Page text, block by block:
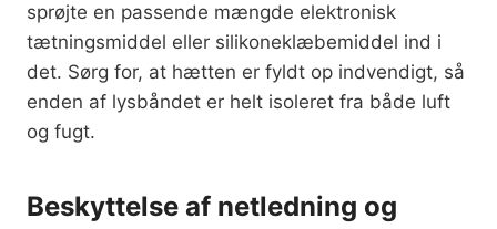
sprøjte en passende mængde elektronisk
tætningsmiddel eller silikoneklæbemiddel ind i
det. Sørg for, at hætten er fyldt op indvendigt, så
enden af lysbåndet er helt isoleret fra både luft
og fugt.
Beskyttelse af netledning og